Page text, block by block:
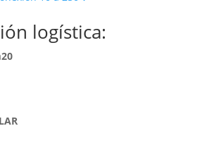
logística:
20